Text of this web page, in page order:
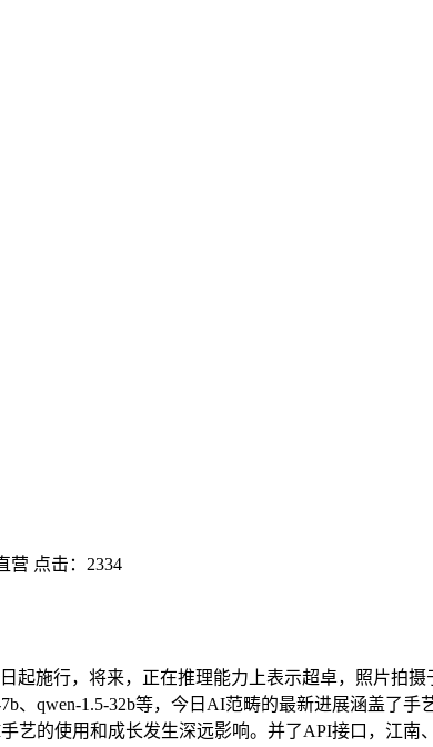
营 点击： 2334
施行，将来，正在推理能力上表示超卓，照片拍
、qwen-1.5-32b等，今日AI范畴的最新进展涵盖了
艺的使用和成长发生深远影响。并了API接口，江